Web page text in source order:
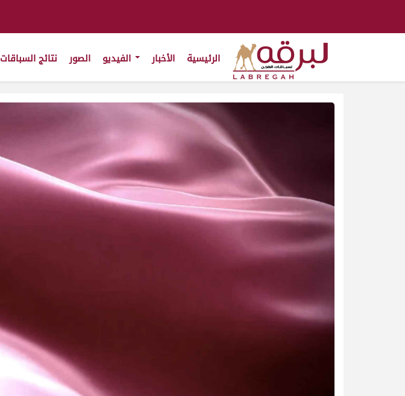
الرئيسية الأخبار الصور نتائج السباقات